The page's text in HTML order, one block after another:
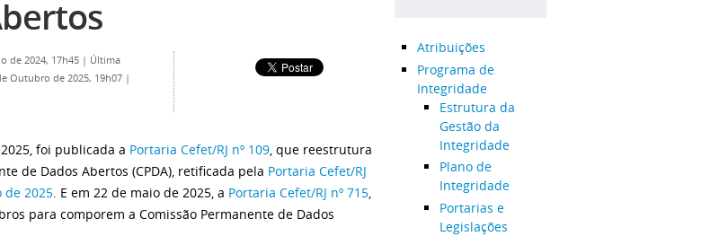
de 2024, 17h45 | Última
Outubro de 2025, 19h07 |
foi publicada a Portaria Cefet/RJ nº 109, que reestrutura
de Dados Abertos (CPDA), retificada pela Portaria Cefet/RJ
de 2025. E em 22 de maio de 2025, a Portaria Cefet/RJ nº 715,
para comporem a Comissão Permanente de Dados
Atribuições
Programa de
Integridade
Estrutura da
Gestão da
Integridade
Plano de
Integridade
Portarias e
Legislações